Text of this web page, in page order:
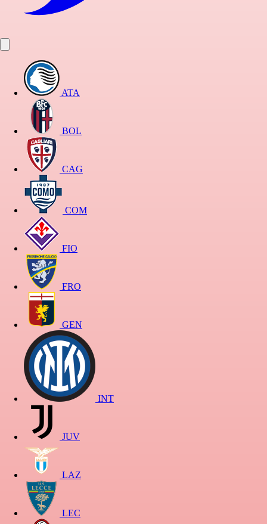
ATA
BOL
CAG
COM
FIO
FRO
GEN
INT
JUV
LAZ
LEC